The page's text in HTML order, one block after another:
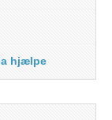
hjælpe